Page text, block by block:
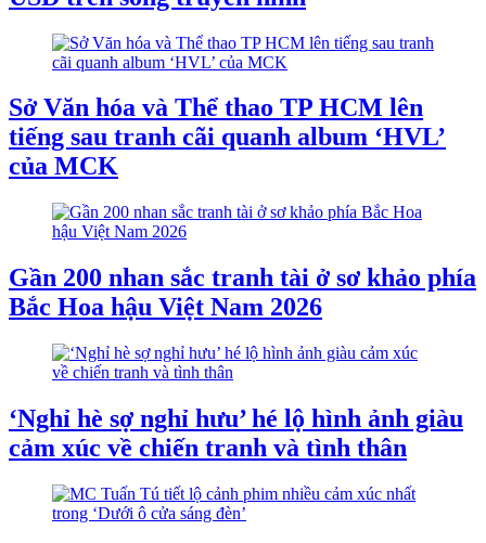
Sở Văn hóa và Thể thao TP HCM lên
tiếng sau tranh cãi quanh album ‘HVL’
của MCK
Gần 200 nhan sắc tranh tài ở sơ khảo phía
Bắc Hoa hậu Việt Nam 2026
‘Nghỉ hè sợ nghỉ hưu’ hé lộ hình ảnh giàu
cảm xúc về chiến tranh và tình thân